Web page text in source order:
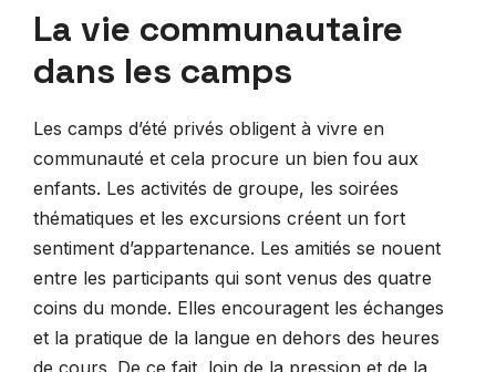
La vie communautaire
dans les camps
Les camps d’été privés obligent à vivre en
communauté et cela procure un bien fou aux
enfants. Les activités de groupe, les soirées
thématiques et les excursions créent un fort
sentiment d’appartenance. Les amitiés se nouent
entre les participants qui sont venus des quatre
coins du monde. Elles encouragent les échanges
et la pratique de la langue en dehors des heures
de cours. De ce fait, loin de la pression et de la